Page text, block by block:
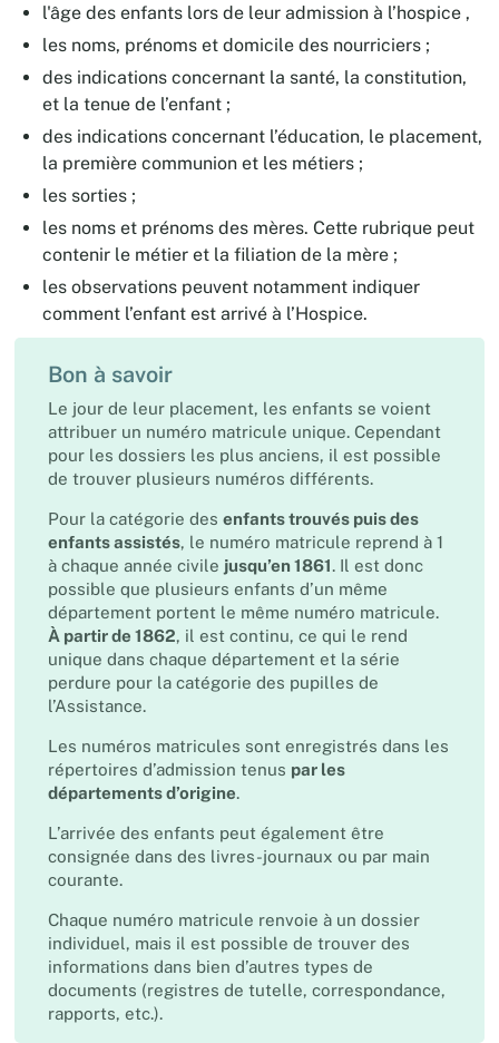
l'âge des enfants lors de leur admission à l’hospice ,
les noms, prénoms et domicile des nourriciers ;
des indications concernant la santé, la constitution,
et la tenue de l’enfant ;
des indications concernant l’éducation, le placement,
la première communion et les métiers ;
les sorties ;
les noms et prénoms des mères. Cette rubrique peut
contenir le métier et la filiation de la mère ;
les observations peuvent notamment indiquer
comment l’enfant est arrivé à l’Hospice.
Bon à savoir
Le jour de leur placement, les enfants se voient
attribuer un numéro matricule unique. Cependant
pour les dossiers les plus anciens, il est possible
de trouver plusieurs numéros différents.
Pour la catégorie des enfants trouvés puis des
enfants assistés, le numéro matricule reprend à 1
à chaque année civile jusqu’en 1861. Il est donc
possible que plusieurs enfants d’un même
département portent le même numéro matricule.
À partir de 1862, il est continu, ce qui le rend
unique dans chaque département et la série
perdure pour la catégorie des pupilles de
l’Assistance.
Les numéros matricules sont enregistrés dans les
répertoires d’admission tenus par les
départements d’origine.
L’arrivée des enfants peut également être
consignée dans des livres-journaux ou par main
courante.
Chaque numéro matricule renvoie à un dossier
individuel, mais il est possible de trouver des
informations dans bien d’autres types de
documents (registres de tutelle, correspondance,
rapports, etc.).